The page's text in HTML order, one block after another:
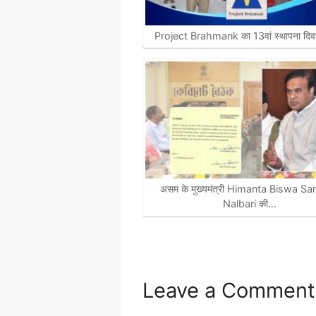
Project Brahmank का 13वां स्थापना
असम के मुख्यमंत्री Himanta Biswa
Nalbari की…
Leave a Comment